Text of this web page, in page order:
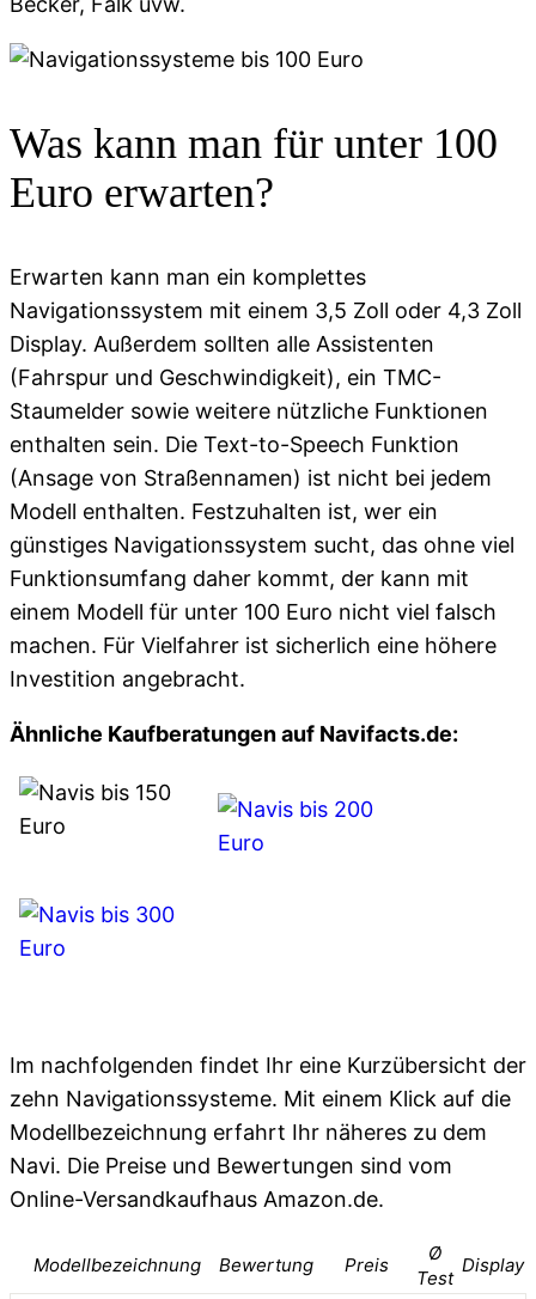
Was kann man für unter 100
Euro erwarten?
Erwarten kann man ein komplettes
Navigationssystem mit einem 3,5 Zoll oder 4,3 Zoll
Display. Außerdem sollten alle Assistenten
(Fahrspur und Geschwindigkeit), ein TMC-
Staumelder sowie weitere nützliche Funktionen
enthalten sein. Die Text-to-Speech Funktion
(Ansage von Straßennamen) ist nicht bei jedem
Modell enthalten. Festzuhalten ist, wer ein
günstiges Navigationssystem sucht, das ohne viel
Funktionsumfang daher kommt, der kann mit
einem Modell für unter 100 Euro nicht viel falsch
machen. Für Vielfahrer ist sicherlich eine höhere
Investition angebracht.
Ähnliche Kaufberatungen auf Navifacts.de:
Im nachfolgenden findet Ihr eine Kurzübersicht der
zehn Navigationssysteme. Mit einem Klick auf die
Modellbezeichnung erfahrt Ihr näheres zu dem
Navi. Die Preise und Bewertungen sind vom
Online-Versandkaufhaus Amazon.de.
Modellbezeichnung Bewertung Preis
Ø
Test
Display